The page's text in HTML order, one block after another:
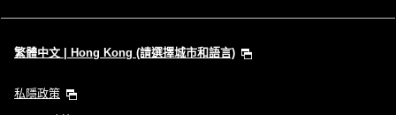
繁體中文 | Hong Kong (請選擇城市和語言)
私隱政策